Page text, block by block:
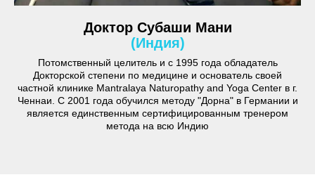
Доктор Субаши Мани
(Индия)
Потомственный целитель и с 1995 года обладатель
Докторской степени по медицине и основатель своей
частной клинике Mantralaya Naturopathy and Yoga Center в г.
Ченнаи. С 2001 года обучился методу "Дорна" в Германии и
является единственным сертифицированным тренером
метода на всю Индию